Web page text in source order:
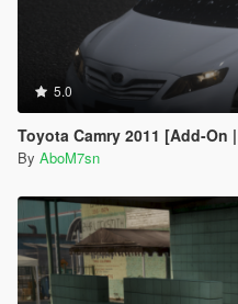
5.0
Toyota Camry 2011 [Add-On
By AboM7sn